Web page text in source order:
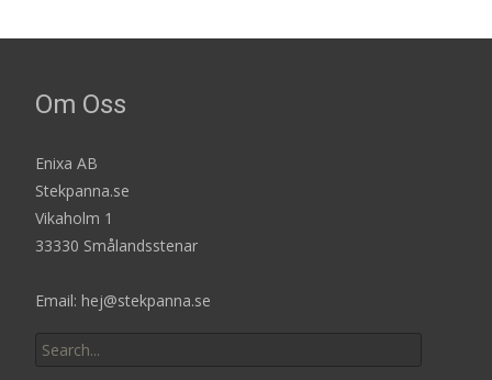
Om Oss
Enixa AB
Stekpanna.se
Vikaholm 1
33330 Smålandsstenar
Email: hej@stekpanna.se
for: